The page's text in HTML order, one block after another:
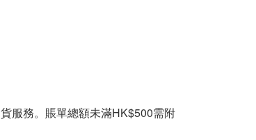
服務。賬單總額未滿HK$500需附